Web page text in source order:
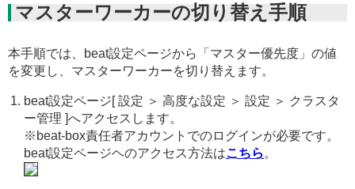
マスターワーカーの切り替え手順
本手順では、beat設定ページから「マスター優先度」の値
を変更し、マスターワーカーを切り替えます。
beat設定ページ[ 設定 ＞ 高度な設定 ＞ 設定 ＞ クラスタ
ー管理 ]へアクセスします。
※beat-box責任者アカウントでのログインが必要です。
beat設定ページヘのアクセス方法はこちら 。